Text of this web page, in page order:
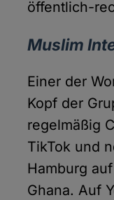
öffentlich-
Muslim
Einer der
Kopf der
regelmäßig
TikTok und
Hamburg
Ghana. Auf